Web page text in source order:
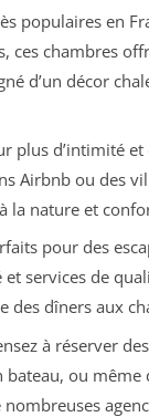
populaires en
ces chambres
d’un décor
plus d’intimité et
Airbnb ou des
la nature et
pour des
services de
des dîners aux
à réserver
ou même